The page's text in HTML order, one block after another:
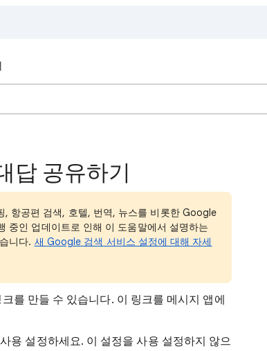
답 공유하기
항공편 검색, 호텔, 번역, 뉴스를 비롯한 Google
중인 업데이트로 인해 이 도움말에서 설명하는
니다. 새 Google 검색 서비스 설정에 대해 자세
를 만들 수 있습니다. 이 링크를 메시지 앱에
용 설정하세요. 이 설정을 사용 설정하지 않으